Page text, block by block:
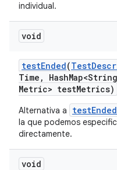
individual.
void
testEnded(Test
Time , HashMap<String
Metric> testMetrics)
Alternativa a
la que podemos
directamente.
void